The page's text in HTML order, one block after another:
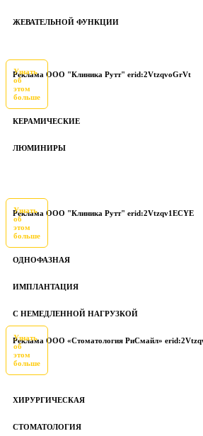
ЖЕВАТЕЛЬНОЙ ФУНКЦИИ
Реклама ООО "Клиника Рутт" erid:2VtzqvoGrVt
Узнать
об
этом
больше
КЕРАМИЧЕСКИЕ
ЛЮМИНИРЫ
Реклама ООО "Клиника Рутт" erid:2Vtzqv1ECYE
Узнать
об
этом
больше
ОДНОФАЗНАЯ
ИМПЛАНТАЦИЯ
С НЕМЕДЛЕННОЙ НАГРУЗКОЙ
Реклама ООО «Стоматология РиСмайл»
Узнать
об
этом
больше
ХИРУРГИЧЕСКАЯ
СТОМАТОЛОГИЯ